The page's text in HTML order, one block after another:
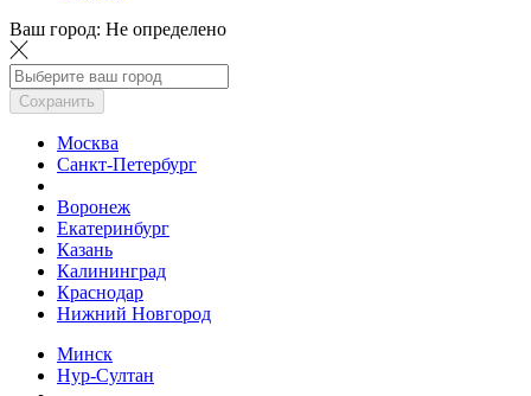
Ваш город: Не определено
Сохранить
Москва
Санкт-Петербург
Воронеж
Екатеринбург
Казань
Калининград
Краснодар
Нижний Новгород
Минск
Нур-Султан